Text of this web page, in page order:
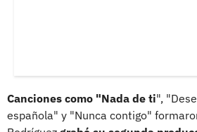
Canciones como "Nada de ti",
española" y "Nunca contigo"